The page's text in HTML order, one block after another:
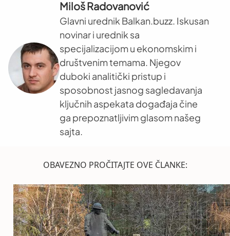
Miloš Radovanović
Glavni urednik Balkan.buzz. Iskusan
novinar i urednik sa
specijalizacijom u ekonomskim i
društvenim temama. Njegov
duboki analitički pristup i
sposobnost jasnog sagledavanja
ključnih aspekata događaja čine
ga prepoznatljivim glasom našeg
sajta.
OBAVEZNO PROČITAJTE OVE ČLANKE: